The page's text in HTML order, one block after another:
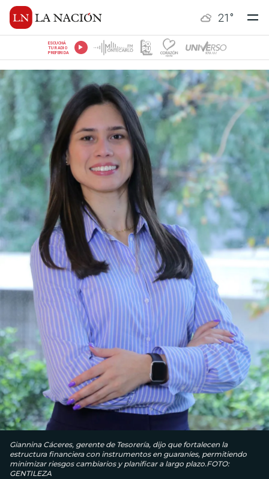
21 °
ESCUCHÁ
TU RADIO
PREFERIDA
Giannina Cáceres, gerente de Tesorería, dijo que fortalecen la
estructura financiera con instrumentos en guaraníes, permitiendo
minimizar riesgos cambiarios y planificar a largo plazo.FOTO:
GENTILEZA